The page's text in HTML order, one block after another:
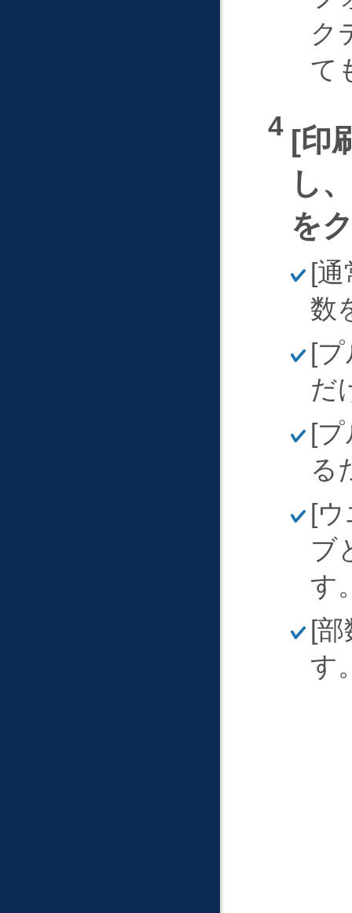
ク
て
印
し、
を
ほ
く
通
数
ほ
く
プ
だ
ほ
く
プ
る
ほ
く
ウ
ブ
す
ほ
そ
く
部
す